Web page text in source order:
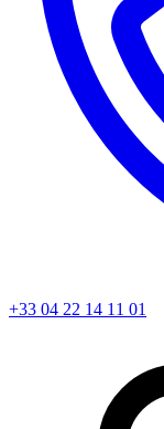
+33 04 22 14 11 01